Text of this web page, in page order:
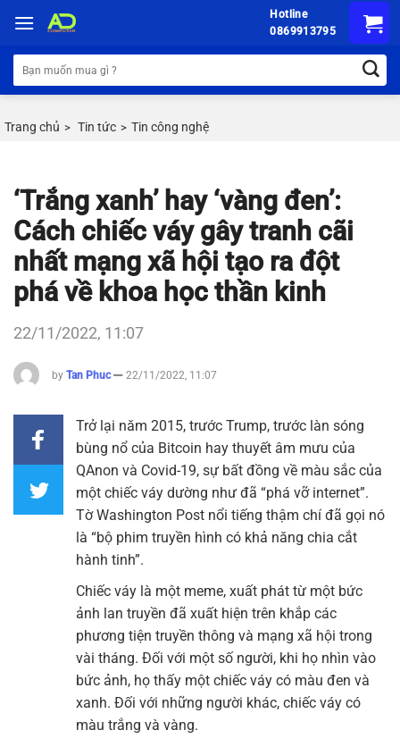
đến
nội
dung
Hotline
0869913795
Tìm
kiếm:
Trang chủ > Tin tức > Tin công nghệ
‘Trắng xanh’ hay ‘vàng đen’:
Cách chiếc váy gây tranh cãi
nhất mạng xã hội tạo ra đột
phá về khoa học thần kinh
22/11/2022, 11:07
by Tan Phuc 22/11/2022, 11:07
Trở lại năm 2015, trước Trump, trước làn sóng
bùng nổ của Bitcoin hay thuyết âm mưu của
QAnon và Covid-19, sự bất đồng về màu sắc của
một chiếc váy dường như đã “phá vỡ internet”.
Tờ Washington Post nổi tiếng thậm chí đã gọi nó
là “bộ phim truyền hình có khả năng chia cắt
hành tinh”.
Chiếc váy là một meme, xuất phát từ một bức
ảnh lan truyền đã xuất hiện trên khắp các
phương tiện truyền thông và mạng xã hội trong
vài tháng. Đối với một số người, khi họ nhìn vào
bức ảnh, họ thấy một chiếc váy có màu đen và
xanh. Đối với những người khác, chiếc váy có
màu trắng và vàng.